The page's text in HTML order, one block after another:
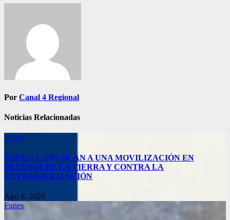
entradas
Por Canal 4 Regional
Noticias Relacionadas
Funes
FUNES: CONVOCAN A UNA MOVILIZACIÓN EN
DEFENSA DE LA TIERRA Y CONTRA LA
EXTRANJERIZACIÓN
Ago 6, 2026
Funes